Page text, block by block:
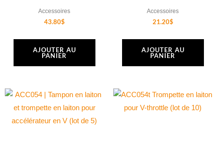
Accessoires
43.80$
AJOUTER AU
PANIER
Accessoires
21.20$
AJOUTER AU
PANIER